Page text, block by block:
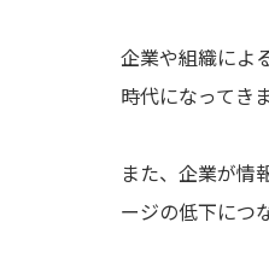
企業や組織によ
時代になってき
また、企業が情
ージの低下につ